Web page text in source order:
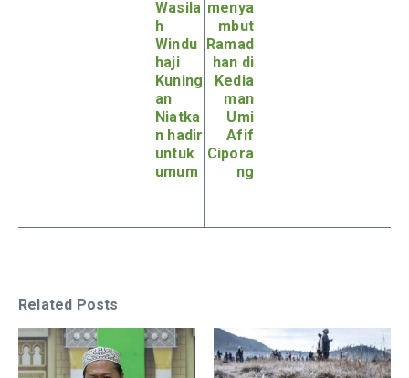
Wasila
h
Windu
haji
Kuning
an
Niatka
n hadir
untuk
umum
menya
mbut
Ramad
han di
Kedia
man
Umi
Afif
Cipora
ng
Related Posts